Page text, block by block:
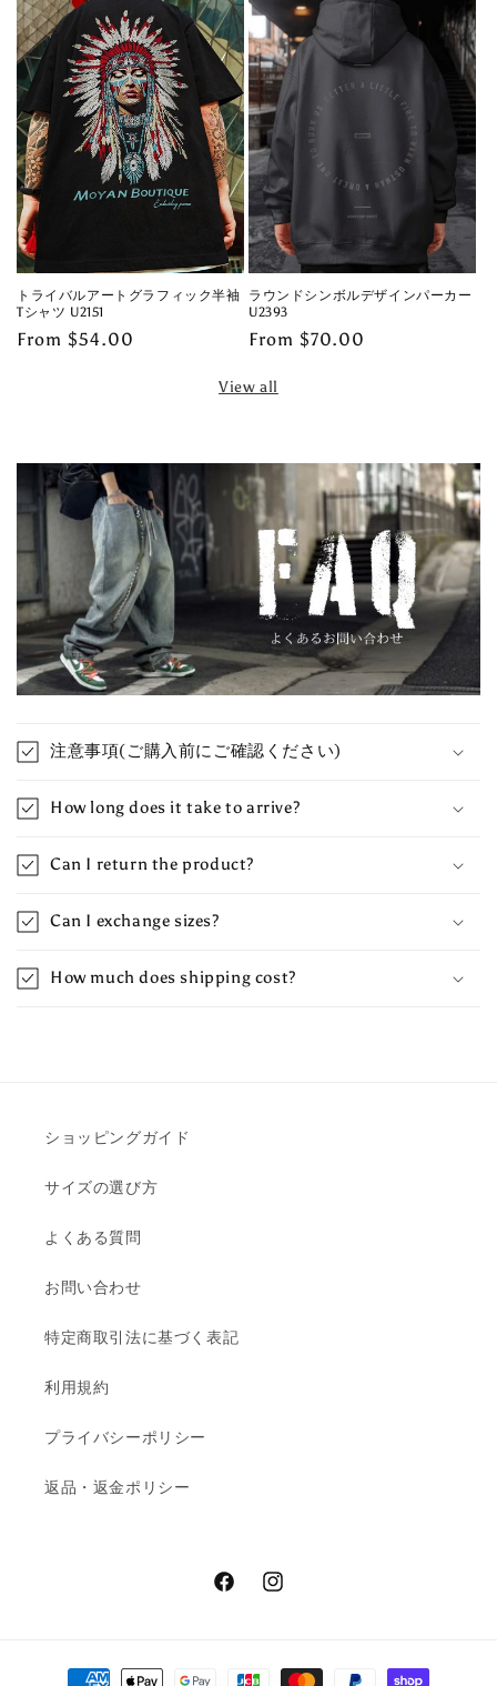
トライバルアートグラフィック半袖
Tシャツ U2151
Regular
From $54.00
ラウンドシンボルデザインパーカー
U2393
Regular
From $70.00
View all
o
l
l
a
p
s
i
b
l
e
注意事項(ご購入前にご確認ください)
How long does it take to arrive?
Can I return the product?
Can I exchange sizes?
How much does shipping cost?
ショッピングガイド
サイズの選び方
よくある質問
お問い合わせ
特定商取引法に基づく表記
利用規約
プライバシーポリシー
返品・返金ポリシー
FacebookInstagram
Payment